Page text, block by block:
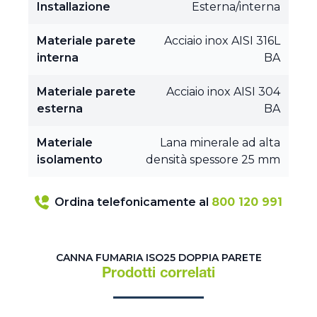
Installazione Esterna/interna
Materiale parete
interna
Acciaio inox AISI 316L
BA
Materiale parete
esterna
Acciaio inox AISI 304
BA
Materiale
isolamento
Lana minerale ad alta
densità spessore 25 mm
Ordina telefonicamente al 800 120 991
CANNA FUMARIA ISO25 DOPPIA PARETE
Prodotti correlati